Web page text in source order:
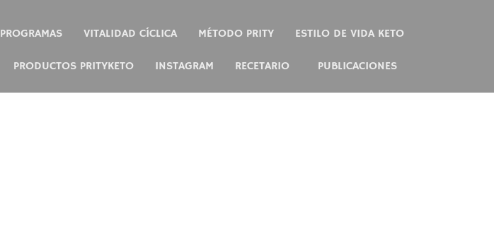
PROGRAMAS VITALIDAD CÍCLICA MÉTODO PRITY ESTILO DE VIDA KETO
PRODUCTOS PRITYKETO INSTAGRAM RECETARIO PUBLICACIONES